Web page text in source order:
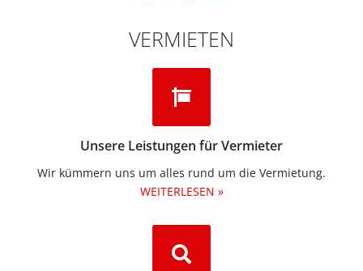
VERMIETEN
Unsere Leistungen für Vermieter
Wir kümmern uns um alles rund um die Vermietung.​
WEITERLESEN »